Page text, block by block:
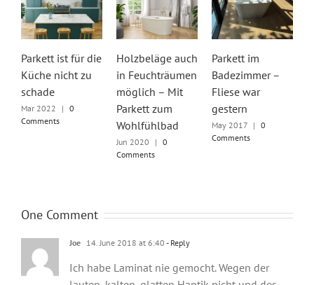
Parkett ist für die
Küche nicht zu
schade
Mar 2022 | 0
Comments
Holzbeläge auch
in Feuchträumen
möglich – Mit
Parkett zum
Wohlfühlbad
Jun 2020 | 0
Comments
Parkett im
Badezimmer –
Fliese war
gestern
May 2017 | 0
Comments
One Comment
Joe 14. June 2018 at 6:40 - Reply
Ich habe Laminat nie gemocht. Wegen der